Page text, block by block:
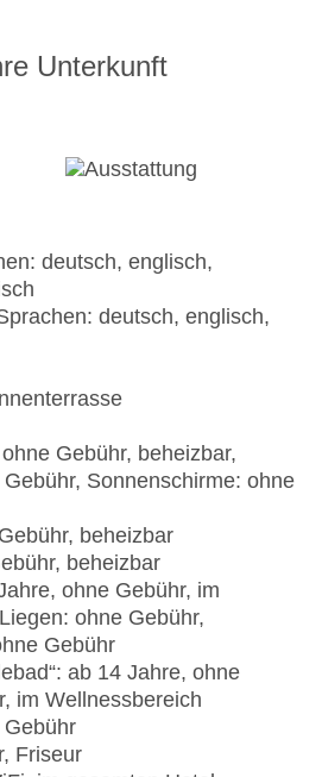
Unterkunft
deutsch, englisch,
deutsch, englisch,
Gebühr, beheizbar,
Sonnenschirme: ohne
beheizbar
beheizbar
ohne Gebühr, im
ohne Gebühr,
Gebühr
ab 14 Jahre, ohne
im Wellnessbereich
Friseur